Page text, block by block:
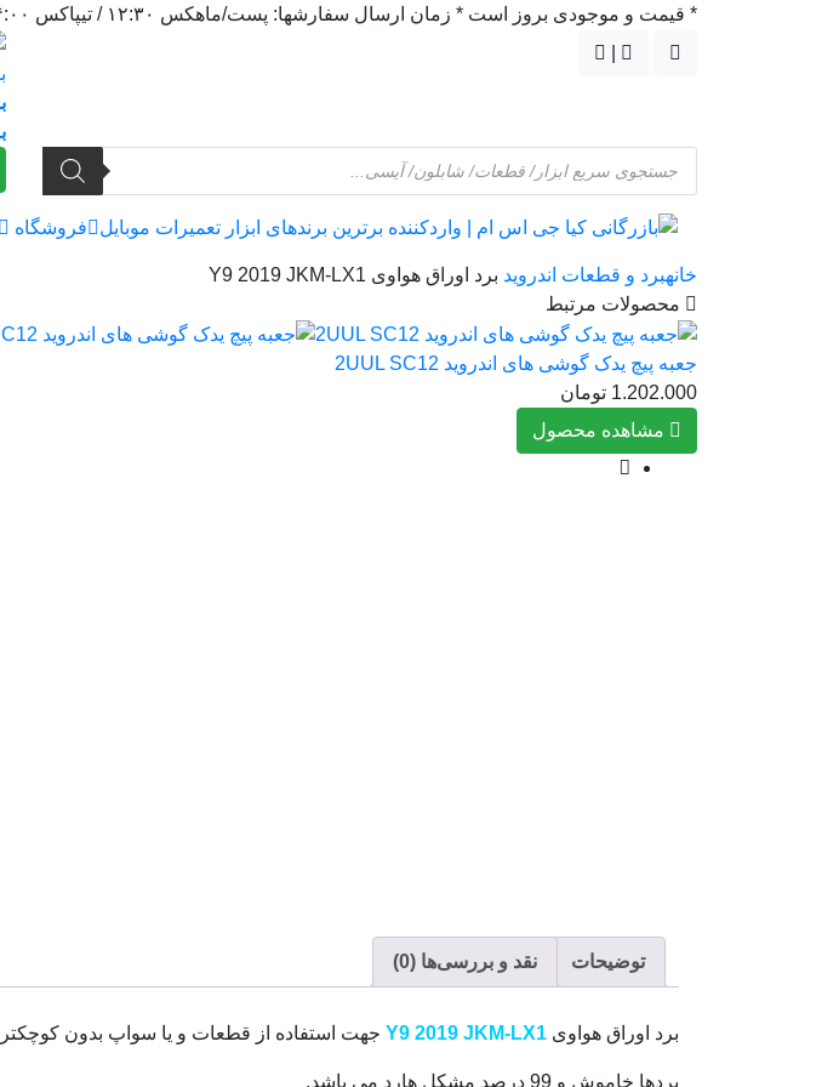
* قیمت و موجودی بروز است * زمان ارسال سفارشها: پست/ماهکس ١٢:٣٠ / تیپاکس ١۴:٠٠
جستجوی
محصولات
فروشگاه
خانهبرد و قطعات اندروید برد اوراق هواوی Y9 2019 JKM-LX1
محصولات مرتبط
جعبه پیچ یدک گوشی های اندروید 2UUL SC12
1.202.000 تومان
مشاهده محصول
توضیحات نقد و بررسی‌ها (0)
برد اوراق هواوی Y9 2019 JKM-LX1 جهت استفاده از قطعات و یا سواپ بدون
بردها خاموش و 99 درصد مشکل هارد می باشد.